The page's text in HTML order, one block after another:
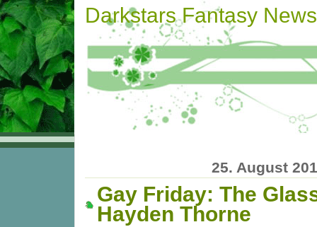
Darkstars Fantasy News
25. August
Gay Friday: The
Hayden Thorne